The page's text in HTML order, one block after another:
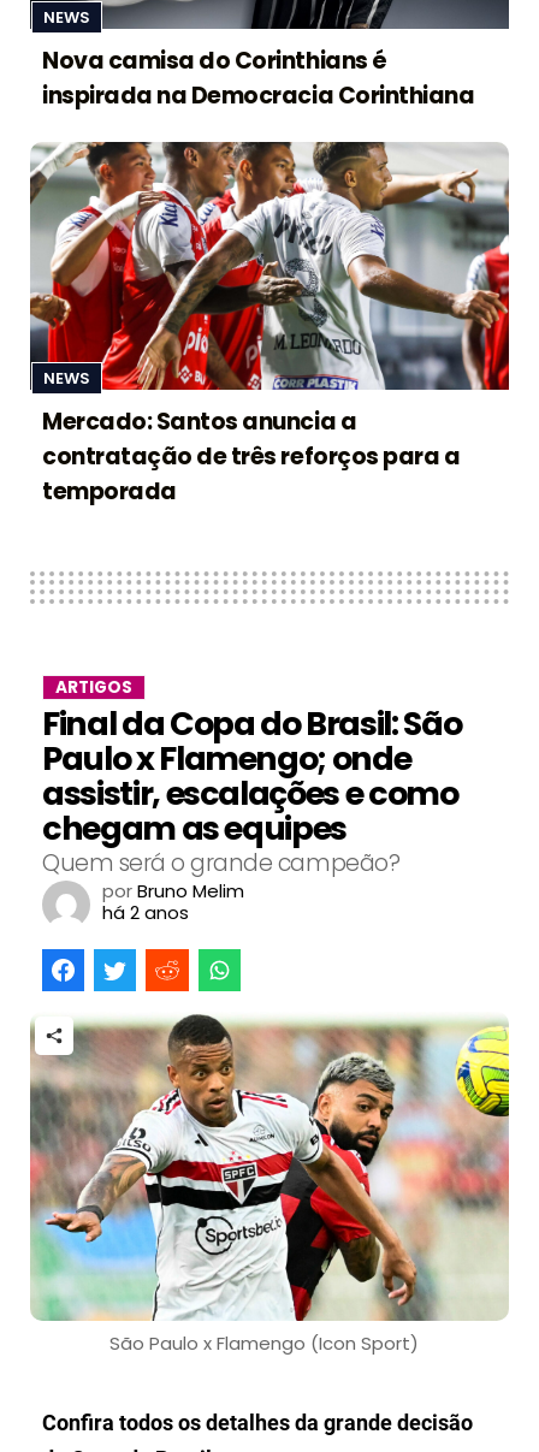
NEWS
Nova camisa do Corinthians é
inspirada na Democracia Corinthiana
NEWS
Mercado: Santos anuncia a
contratação de três reforços para a
temporada
ARTIGOS
Final da Copa do Brasil: São
Paulo x Flamengo; onde
assistir, escalações e como
chegam as equipes
Quem será o grande campeão?
porBruno Melim
há 2 anos
São Paulo x Flamengo (Icon Sport)
Confira todos os detalhes da grande decisão